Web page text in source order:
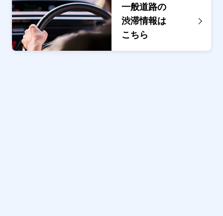
一般道路の
渋滞情報は
こちら